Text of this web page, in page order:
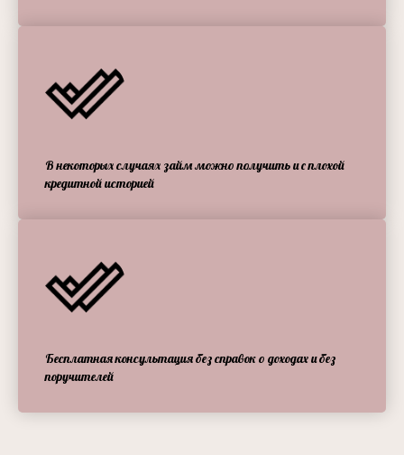
В некоторых случаях займ можно получить и с плохой
кредитной историей
Бесплатная консультация без справок о доходах и без
поручителей